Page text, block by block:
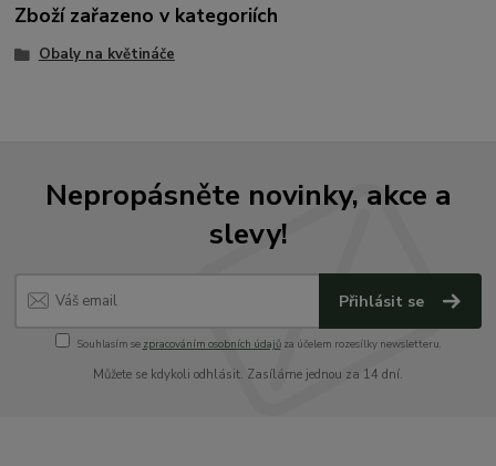
Zboží zařazeno v kategoriích
Obaly na květináče
Nepropásněte novinky, akce a
slevy!
Přihlásit se
Souhlasím se zpracováním osobních údajůza účelem rozesílky newsletteru.
Můžete se kdykoli odhlásit. Zasíláme jednou za 14 dní.